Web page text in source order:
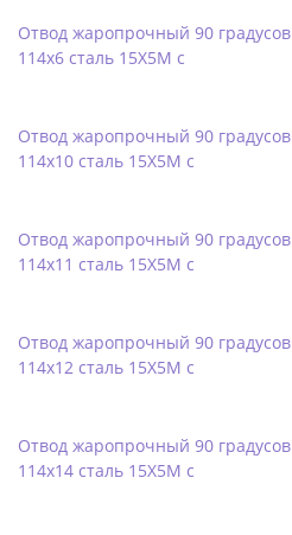
Отвод жаропрочный 90 градусов
114х6 сталь 15Х5М с
Отвод жаропрочный 90 градусов
114х10 сталь 15Х5М с
Отвод жаропрочный 90 градусов
114х11 сталь 15Х5М с
Отвод жаропрочный 90 градусов
114х12 сталь 15Х5М с
Отвод жаропрочный 90 градусов
114х14 сталь 15Х5М с